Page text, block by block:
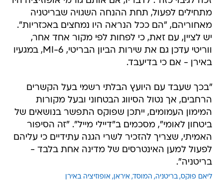
מתחילים לפעול, תחת ההנחה השגויה שבריטניה
מאחוריהם, "הם ככל הנראה היו נמחצים באכזריות".
יש לציין, עם זאת, כי לפחות לפי מקור אחד אחר,
ווריטי עדכן גם את שירות הביון הבריטי, MI-6, במגעיו
באירן - אם כי בדיעבד.
"בכך שעבד עם היועץ הבלתי רשמי בעל הקשרים
הרחבים, אך נטול הסיווג הבטחוני ובעל מקורות
המימון העמומים, ייתכן שפוקס התפשר בנושאים של
ביטחון לאומי", מסכמים ב"דיילי מייל". "זה הסיפור
האמיתי, שצריך להזכיר לשרי הגנה עתידיים כי עליהם
לפעול למען האינטרסים של מדינה אחת בלבד -
בריטניה".
ליאם פוקס בריטניה המוסד איראן אופוזיציה באירן